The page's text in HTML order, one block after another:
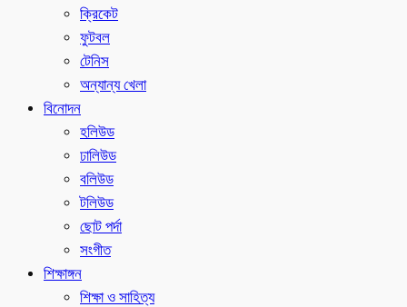
ক্রিকেট
ফুটবল
টেনিস
অন্যান্য খেলা
বিনোদন
হলিউড
ঢালিউড
বলিউড
টলিউড
ছোট পর্দা
সংগীত
শিক্ষাঙ্গন
শিক্ষা ও সাহিত্য